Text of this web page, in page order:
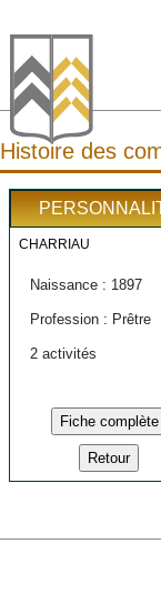
Histoire des
CHARRIAU
Naissance : 1897
Profession : Prêtre
2 activités